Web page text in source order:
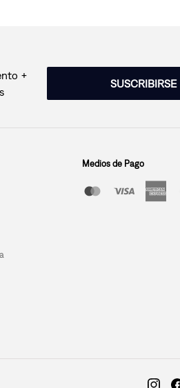
+
SUSCRIBIRSE
Medios de Pago